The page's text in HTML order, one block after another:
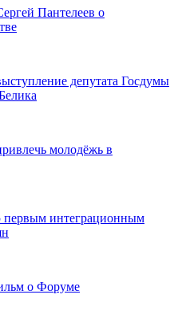
Пантелеев о
депутата Госдумы
молодёжь в
первым интеграционным
о Форуме